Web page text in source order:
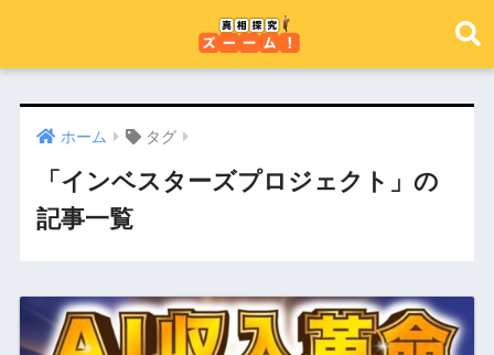
ホーム タグ
「インベスターズプロジェクト」の
記事一覧